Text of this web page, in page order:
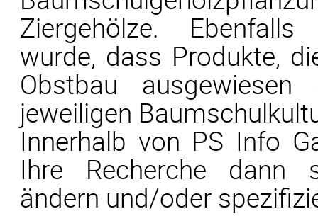
Ziergehölze.
wurde, dass Produkte,
Obstbau
jeweiligen
Innerhalb von PS Info
Ihre Recherche dann
ändern und/oder